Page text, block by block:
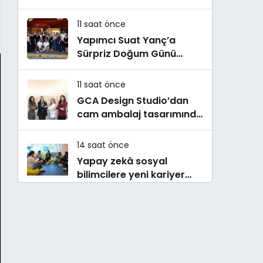
Buluştu! !Kozalak Devri! 7
Ağustos’ta Vizyonda
11 saat önce
Yapımcı Suat Yanç’a
Sürpriz Doğum Günü
Kutlaması!
11 saat önce
GCA Design Studio’dan
cam ambalaj tasarımında
bütüncül yaklaşım
14 saat önce
Yapay zekâ sosyal
bilimcilere yeni kariyer